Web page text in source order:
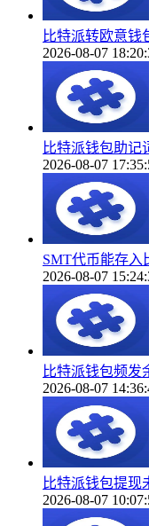
比特派转欧意钱
2026-08-07
比特派钱包助记
2026-08-07
SMT代币能存入
2026-08-07
比特派钱包频发
2026-08-07
比特派钱包提现
2026-08-07